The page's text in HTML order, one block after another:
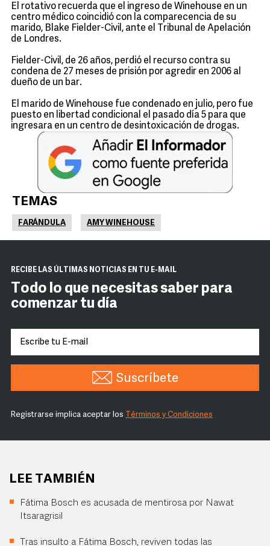
El rotativo recuerda que el ingreso de Winehouse en un
centro médico coincidió con la comparecencia de su
marido, Blake Fielder-Civil, ante el Tribunal de Apelación
de Londres.
Fielder-Civil, de 26 años, perdió el recurso contra su
condena de 27 meses de prisión por agredir en 2006 al
dueño de un bar.
El marido de Winehouse fue condenado en julio, pero fue
puesto en libertad condicional el pasado día 5 para que
ingresara en un centro de desintoxicación de drogas.
TEMAS
FARÁNDULA AMY WINEHOUSE
RECIBE LAS ÚLTIMAS NOTICIAS EN TU E-MAIL
Todo lo que necesitas saber para
comenzar tu día
Suscríbete
Registrarse implica aceptar los Términos y Condiciones
LEE TAMBIÉN
Fátima Bosch es acusada de mentirosa por Nawat
Itsaragrisil
Tras insulto a Fátima Bosch, reviven todas las